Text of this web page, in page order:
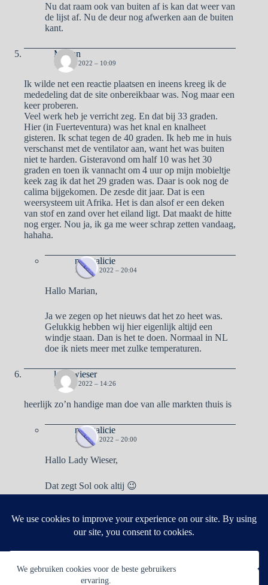
We gebruiken cookies voor de beste gebruikers
ervaring.
Nu dat raam ook van buiten af is kan dat weer van
de lijst af. Nu de deur nog afwerken aan de buiten
kant.
Marian
10 JULI 2022 – 10:09
Ik wilde net een reactie plaatsen en ineens kreeg ik de
mededeling dat de site onbereikbaar was. Nog maar een
keer proberen.
Veel werk heb je verricht zeg. En dat bij 33 graden.
Hier (in Fuerteventura) was het knal en knalheet
gisteren. Ik schat tegen de 40 graden. Ik heb me in huis
verschanst met de ventilator aan, want het was buiten
niet te harden. Gisteravond om half 10 was het 30
graden en toen ik vannacht om 4 uur op mijn mobieltje
keek zag ik dat het 29 graden was. Daar is ook nog de
calima bijgekomen. De zesde dit jaar. Dat is een
weersysteem uit Afrika. Het is dan alsof er een deken
van stof en zand over het eiland ligt. Dat maakt de hitte
nog erger. Nou ja, ik ga me weer schrap zetten vandaag,
hahaha.
naargalicie
10 JULI 2022 – 20:04
Hallo Marian,
Ja we zegen op het nieuws dat het zo heet was.
Gelukkig hebben wij hier eigenlijk altijd een
windje staan. Dan is het te doen. Normaal in NL
doe ik niets meer met zulke temperaturen.
lady wieser
10 JULI 2022 – 14:26
heerlijk zo’n handige man doe van alle markten thuis is
naargalicie
10 JULI 2022 – 20:00
Hallo Lady Wieser,
Dat zegt Sol ook altij 😉
Reacties zijn gesloten.